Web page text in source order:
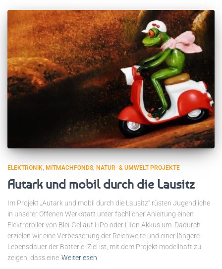
ELEKTRONIK MITMACHFONDS NATUR- & UMWELT-PROJEKTE
Autark und mobil durch die Lausitz
Im Projekt „Autark und mobil durch die Lausitz“ rüsten Jugendliche
in unserer Offenen Werkstatt unter fachlicher Anleitung einen
Elektroroller von Blei-Gel auf LiPo oder LiIon Akkus um. Dadurch
erzielen wir eine Verbesserung der Reichweite und einer längere
Lebensdauer der Batterie. Ziel ist, mit dem Projekt modellhaft zu
zeigen, dass eine Weiterlesen